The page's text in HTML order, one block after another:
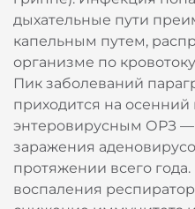
гриппе). Инфекция
дыхательные пути
капельным путем,
организме по
Пик заболеваний
приходится на
энтеровирусным ОРЗ —
заражения
протяжении всего
воспаления